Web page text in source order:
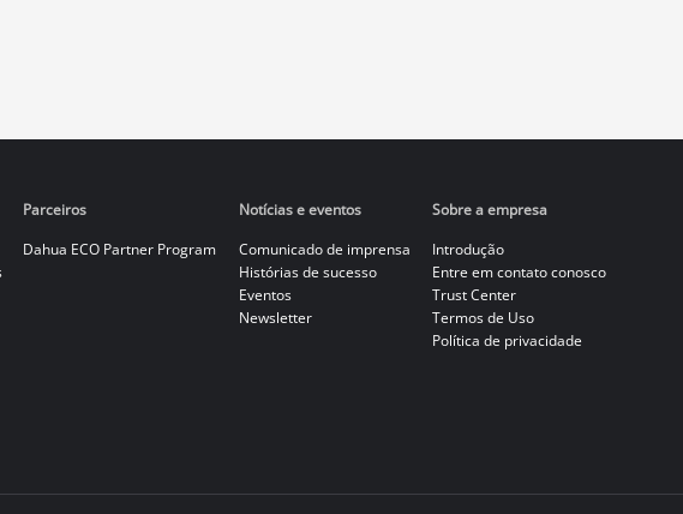
Parceiros
Dahua ECO Partner Program
Notícias e eventos
Comunicado de imprensa
Histórias de sucesso
Eventos
Newsletter
Sobre a empresa
Introdução
Entre em contato conosco
Trust Center
Termos de Uso
Política de privacidade